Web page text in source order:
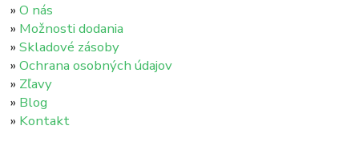
»O nás
» Možnosti dodania
»Skladové zásoby
»Ochrana osobných údajov
» Zľavy
» Blog
» Kontakt